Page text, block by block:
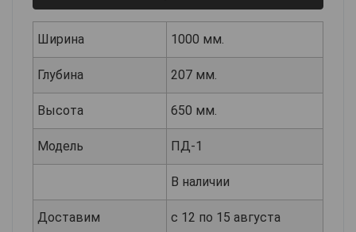
Ширина 1000 мм.
Глубина 207 мм.
Высота 650 мм.
Модель ПД-1
В наличии
Доставим с 12 по 15 августа